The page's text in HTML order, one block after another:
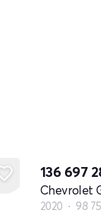
136 697
Chevrolet
2020 98